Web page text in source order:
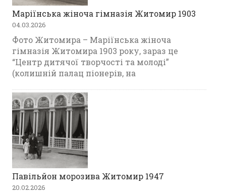
Маріїнська жіноча гімназія Житомир 1903
04.03.2026
Фото Житомира – Маріїнська жіноча
гімназія Житомира 1903 року, зараз це
“Центр дитячої творчості та молоді”
(колишній палац піонерів, на
Павільйон морозива Житомир 1947
20.02.2026